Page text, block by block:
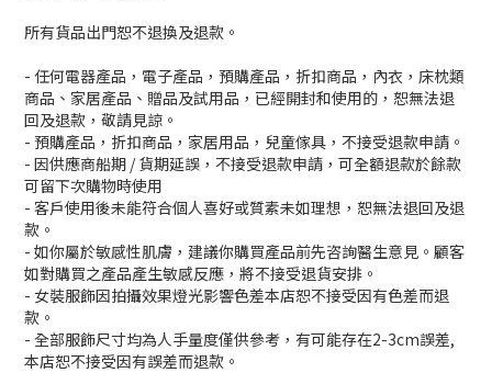
所有貨品出門恕不退換及退款。
- 任何電器產品，電子產品，預購產品，折扣商品，內衣，床枕類
商品、家居產品、贈品及試用品，已經開封和使用的，恕無法退
回及退款，敬請見諒。
- 預購產品，折扣商品，家居用品，兒童傢具，不接受退款申請。
- 因供應商船期 / 貨期延誤，不接受退款申請，可全額退款於餘款
可留下次購物時使用
- 客戶使用後未能符合個人喜好或質素未如理想，恕無法退回及退
款。
- 如你屬於敏感性肌膚，建議你購買產品前先咨詢醫生意見。顧客
如對購買之產品產生敏感反應，將不接受退貨安排。
- 女裝服飾因拍攝效果燈光影響色差本店恕不接受因有色差而退
款。
- 全部服飾尺寸均為人手量度僅供參考，有可能存在2-3cm誤差,
本店恕不接受因有誤差而退款。